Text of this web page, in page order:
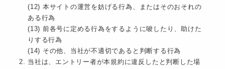
(12) 本サイトの運営を妨げる行為、またはそのおそれの
ある行為
(13) 前各号に定める行為をするように唆したり、助けた
りする行為
(14) その他、当社が不適切であると判断する行為
当社は、エントリー者が本規約に違反したと判断した場